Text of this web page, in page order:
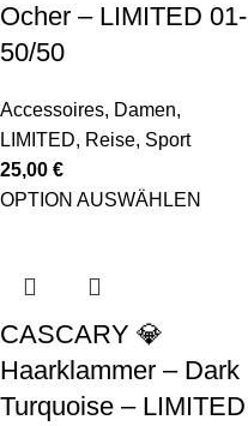
Ocher – LIMITED 01-
50/50
Accessoires, Damen,
LIMITED, Reise, Sport
25,00 €
OPTION AUSWÄHLEN
CASCARY 💎
Haarklammer – Dark
Turquoise – LIMITED